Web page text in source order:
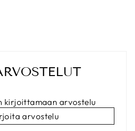
kirjoittamaan arvostelu
arvostelu